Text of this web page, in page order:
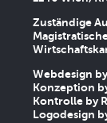
Zuständige
Webdesign
Konzeption
Kontrolle by
Logodesign